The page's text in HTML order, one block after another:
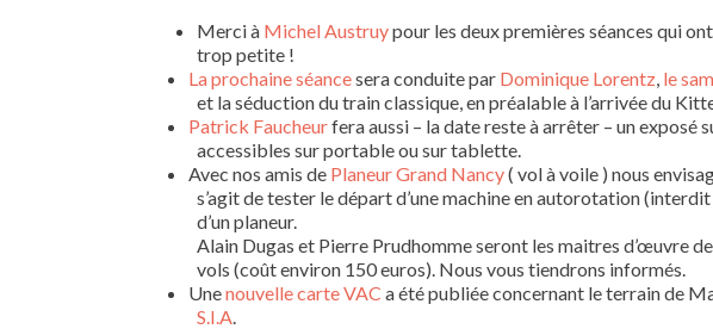
Merci à Michel Austruypour les deux premières séances qui
trop petite !
La prochaine séancesera conduite par Dominique Lorentz, le
et la séduction du train classique, en préalable à l’arrivée du
Patrick Faucheurfera aussi – la date reste à arrêter – un exposé
accessibles sur portable ou sur tablette.
Avec nos amis de Planeur Grand Nancy( vol à voile ) nous
s’agit de tester le départ d’une machine en autorotation
d’un planeur.
Alain Dugas et Pierre Prudhomme seront les maitres d’œuvre
vols (coût environ 150 euros). Nous vous tiendrons informés.
Unenouvelle carte VAC a été publiée concernant le terrain de
S.I.A.